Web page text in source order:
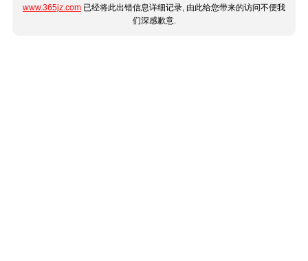
www.365jz.com 已经将此出错信息详细记录, 由此给您带来的访问不便我
们深感歉意.